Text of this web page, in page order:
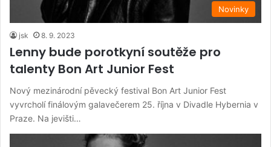
Novinky
jsk 8. 9. 2023
Lenny bude porotkyní soutěže pro
talenty Bon Art Junior Fest
Nový mezinárodní pěvecký festival Bon Art Junior Fest
vyvrcholí finálovým galavečerem 25. října v Divadle Hybernia v
Praze. Na jevišti…